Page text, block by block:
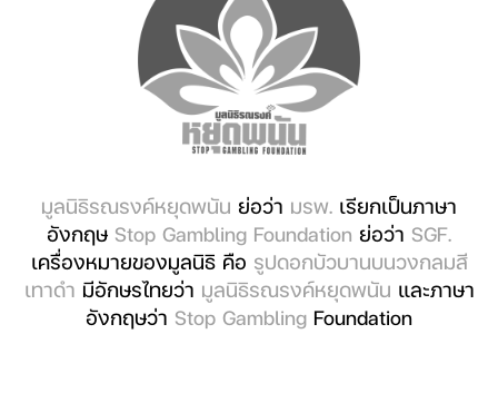
มูลนิธิรณรงค์หยุดพนัน ย่อว่า มรพ. เรียกเป็นภาษา
อังกฤษ Stop Gambling Foundation ย่อว่า SGF.
เครื่องหมายของมูลนิธิ คือ รูปดอกบัวบานบนวงกลมสี
เทาดำ มีอักษรไทยว่า มูลนิธิรณรงค์หยุดพนัน และภาษา
อังกฤษว่า Stop Gambling Foundation